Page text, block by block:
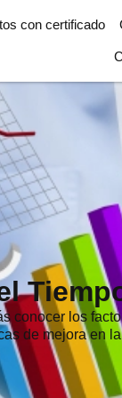
con certificado
conocer los
de mejora en